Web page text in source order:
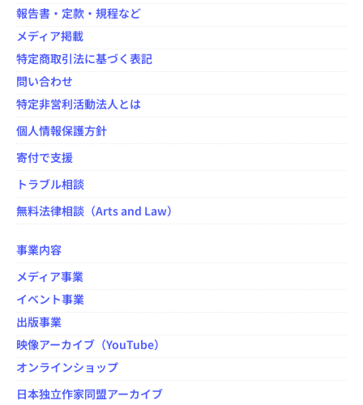
報告書・定款・規程など
メディア掲載
特定商取引法に基づく表記
問い合わせ
特定非営利活動法人とは
個人情報保護方針
寄付で支援
トラブル相談
無料法律相談（Arts and Law）
事業内容
メディア事業
イベント事業
出版事業
映像アーカイブ（YouTube）
オンラインショップ
日本独立作家同盟アーカイブ